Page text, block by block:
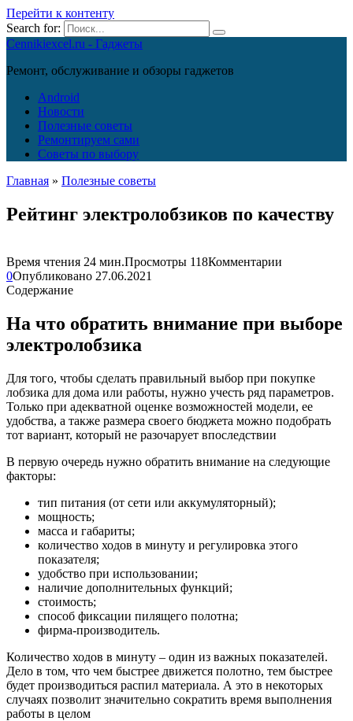
Перейти к контенту
Search for:
Cennikiexcel.ru - Гаджеты
Ремонт, обслуживание и обзоры гаджетов
Android
Новости
Полезные советы
Ремонтируем сами
Советы по выбору
Главная » Полезные советы
Рейтинг электролобзиков по качеству
Время чтения 24 мин.Просмотры 118Комментарии
0Опубликовано 27.06.2021
Содержание
На что обратить внимание при выборе
электролобзика
Для того, чтобы сделать правильный выбор при покупке
лобзика для дома или работы, нужно учесть ряд параметров.
Только при адекватной оценке возможностей модели, ее
удобства, а также размера своего бюджета можно подобрать
тот вариант, который не разочарует впоследствии
В первую очередь нужно обратить внимание на следующие
факторы:
тип питания (от сети или аккумуляторный);
мощность;
масса и габариты;
количество ходов в минуту и регулировка этого
показателя;
удобство при использовании;
наличие дополнительных функций;
стоимость;
способ фиксации пилящего полотна;
фирма-производитель.
Количество ходов в минуту – один из важных показателей.
Дело в том, что чем быстрее движется полотно, тем быстрее
будет производиться распил материала. А это в некоторых
случаях позволит значительно сократить время выполнения
работы в целом